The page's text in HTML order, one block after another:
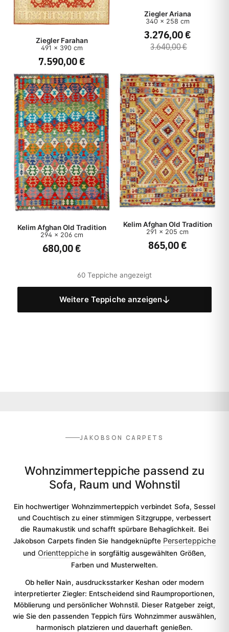
Ziegler Farahan
491 x 390 cm
7.590,00 €
Ziegler Ariana
340 x 258 cm
3.276,00 €
3.640,00 €
Kelim Afghan Old Tradition
294 x 206 cm
680,00 €
Kelim Afghan Old Tradition
291 x 205 cm
865,00 €
60 Teppiche angezeigt
Weitere Teppiche anzeigen
JAKOBSON CARPETS
Wohnzimmerteppiche passend zu
Sofa, Raum und Wohnstil
Ein hochwertiger Wohnzimmerteppich verbindet Sofa, Sessel
und Couchtisch zu einer stimmigen Sitzgruppe, verbessert
die Raumakustik und schafft spürbare Behaglichkeit. Bei
Jakobson Carpets finden Sie handgeknüpfte Perserteppiche
und Orientteppiche in sorgfältig ausgewählten Größen,
Farben und Musterwelten.
Ob heller Nain, ausdrucksstarker Keshan oder modern
interpretierter Ziegler: Entscheidend sind Raumproportionen,
Möblierung und persönlicher Wohnstil. Dieser Ratgeber zeigt,
wie Sie den passenden Teppich fürs Wohnzimmer auswählen,
harmonisch platzieren und dauerhaft genießen.